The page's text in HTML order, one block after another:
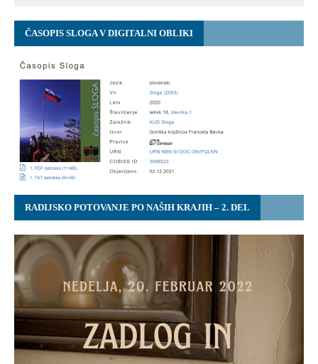
ČASOPIS SLOGA V DIGITALNI OBLIKI
RADIJSKO POTOVANJE PO NAŠIH KRAJIH – 2. DEL